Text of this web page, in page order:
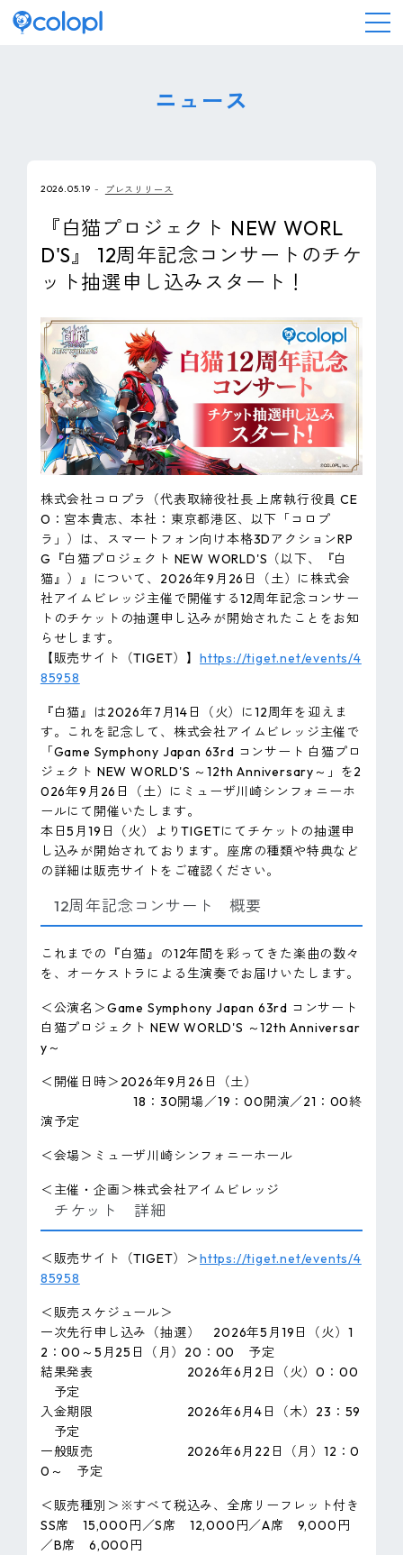
IR情報
サステナビリティ
ピンマーク
ニュース
2026.05.19 プレスリリース
『白猫プロジェクト NEW WORL
D'S』 12周年記念コンサートのチケ
ット抽選申し込みスタート！
株式会社コロプラ（代表取締役社長 上席執行役員 CE
O：宮本貴志、本社：東京都港区、以下「コロプ
ラ」）は、スマートフォン向け本格3DアクションRP
G『白猫プロジェクト NEW WORLD'S（以下、『白
猫』）』について、2026年9月26日（土）に株式会
社アイムビレッジ主催で開催する12周年記念コンサー
トのチケットの抽選申し込みが開始されたことをお知
らせします。
【販売サイト（TIGET）】https://tiget.net/events/4
85958
『白猫』は2026年7月14日（火）に12周年を迎えま
す。これを記念して、株式会社アイムビレッジ主催で
「Game Symphony Japan 63rd コンサート 白猫プロ
ジェクト NEW WORLD'S ～12th Anniversary～」を2
026年9月26日（土）にミューザ川崎シンフォニーホ
ールにて開催いたします。
本日5月19日（火）よりTIGETにてチケットの抽選申
し込みが開始されております。座席の種類や特典など
の詳細は販売サイトをご確認ください。
12周年記念コンサート 概要
これまでの『白猫』の12年間を彩ってきた楽曲の数々
を、オーケストラによる生演奏でお届けいたします。
＜公演名＞Game Symphony Japan 63rd コンサート
白猫プロジェクト NEW WORLD'S ～12th Anniversar
y～
＜開催日時＞2026年9月26日（土）
18：30開場／19：00開演／21：00終
演予定
＜会場＞ミューザ川崎シンフォニーホール
＜主催・企画＞株式会社アイムビレッジ
チケット 詳細
＜販売サイト（TIGET）＞https://tiget.net/events/4
85958
＜販売スケジュール＞
一次先行申し込み（抽選） 2026年5月19日（火）1
2：00～5月25日（月）20：00 予定
結果発表 2026年6月2日（火）0：00
予定
入金期限 2026年6月4日（木）23：59
予定
一般販売 2026年6月22日（月）12：0
0～ 予定
＜販売種別＞※すべて税込み、全席リーフレット付き
SS席 15,000円／S席 12,000円／A席 9,000円
／B席 6,000円